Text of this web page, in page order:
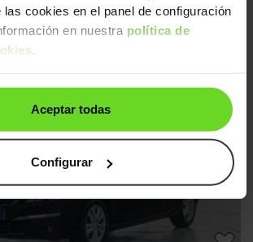
las cookies en el panel de configuración
en nuestra política de
.
Aceptar todas
Configurar
Style 130
| Manual
9.490€
3 días